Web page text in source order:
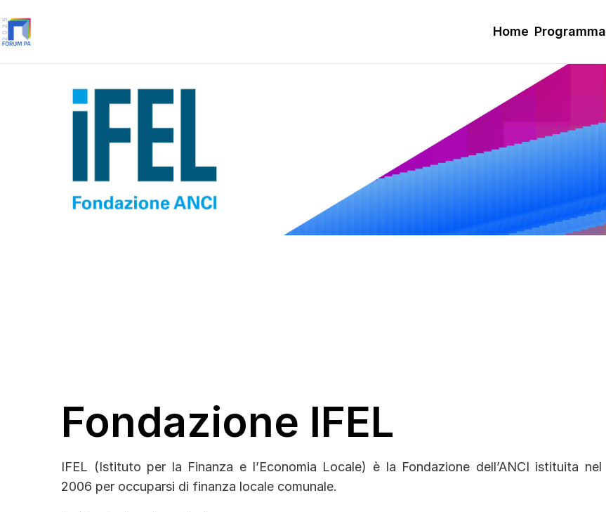
Home Programma
Fondazione IFEL
IFEL (Istituto per la Finanza e l’Economia Locale) è la Fondazione dell’ANCI istituita nel
2006 per occuparsi di finanza locale comunale.